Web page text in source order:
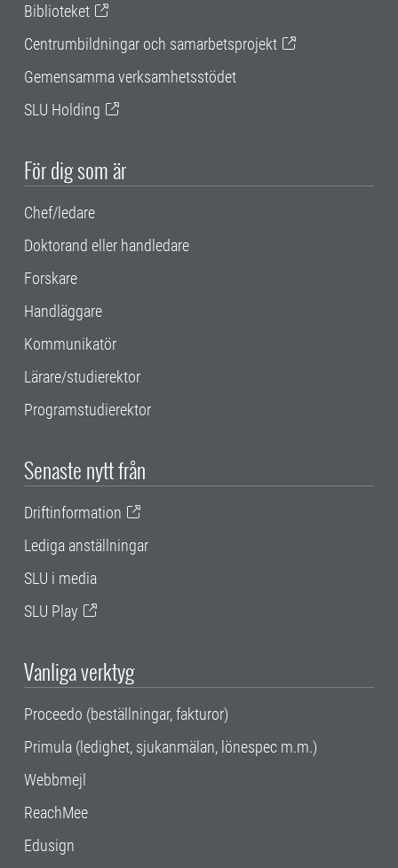
Biblioteket
Centrumbildningar och samarbetsprojekt
Gemensamma verksamhetsstödet
SLU Holding
För dig som är
Chef/ledare
Doktorand eller handledare
Forskare
Handläggare
Kommunikatör
Lärare/studierektor
Programstudierektor
Senaste nytt från
Driftinformation
Lediga anställningar
SLU i media
SLU Play
Vanliga verktyg
Proceedo (beställningar, fakturor)
Primula (ledighet, sjukanmälan, lönespec m.m.)
Webbmejl
ReachMee
Edusign